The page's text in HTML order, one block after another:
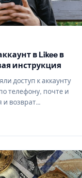
в Likee в
инструкция
доступ к аккаунту
телефону, почте и
и возврат...